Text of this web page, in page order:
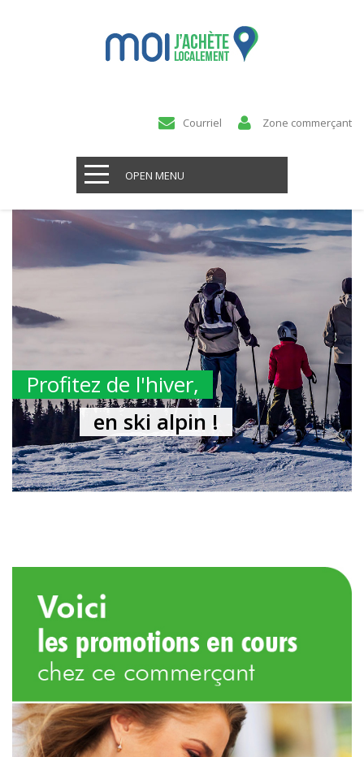
Courriel Zone commerçant
OPEN MENU
Profitez de l'hiver,
en ski alpin !